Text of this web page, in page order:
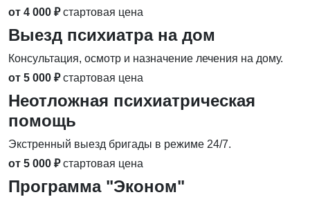
от 4 000 ₽ стартовая цена
Выезд психиатра на дом
Консультация, осмотр и назначение лечения на дому.
от 5 000 ₽ стартовая цена
Неотложная психиатрическая
помощь
Экстренный выезд бригады в режиме 24/7.
от 5 000 ₽ стартовая цена
Программа "Эконом"